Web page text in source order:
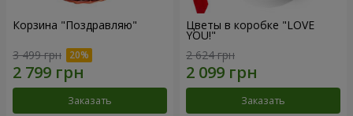
Корзина "Поздравляю"
3 499 грн
Заказать
Цветы в коробке "LOVE
YOU!"
2 624 грн
Заказать